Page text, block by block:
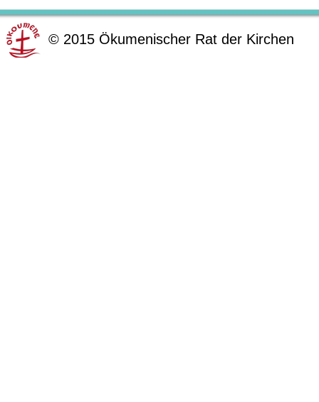
© 2015 Ökumenischer Rat der Kirchen